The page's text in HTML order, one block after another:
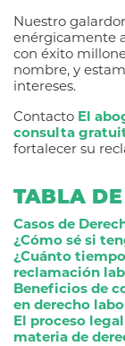
Nuestro
enérgicamente
con éxito
nombre, y
intereses.
Contacto El
consulta
fortalecer su
TABLA
Casos de
¿Cómo sé si
¿Cuánto
reclamación
Beneficios de
en derecho
El proceso
materia de